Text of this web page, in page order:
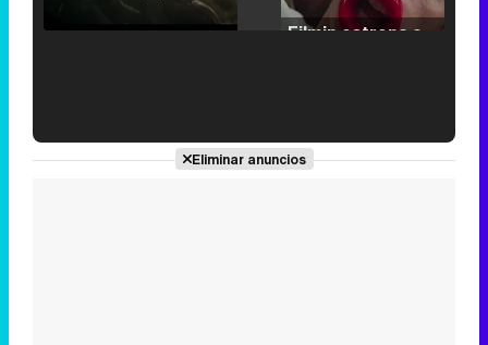
Unmute /
'120 Minutos' celebra sus 2.000 programas en Telemadrid con un vídeo del día a día en la redacción
Eliminar anuncios